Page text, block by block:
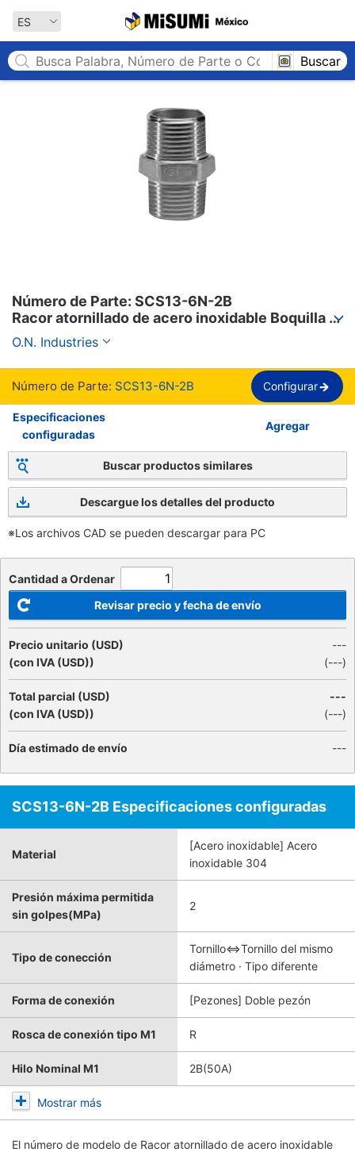
ES
Buscar
Número de Parte: SCS13-6N-2B
Racor atornillado de acero inoxidable Boquilla
hexagonal 6 N
O.N. Industries
Número de Parte: SCS13-6N-2B Configurar
Especificaciones
configuradas
Agregar
Buscar productos similares
Descargue los detalles del producto
※Los archivos CAD se pueden descargar para PC
Cantidad a Ordenar
Revisar precio y fecha de envío
Precio unitario (USD)
(con IVA (USD))
---
(---)
Total parcial (USD)
(con IVA (USD))
---
(---)
Día estimado de envío ---
SCS13-6N-2B Especificaciones configuradas
Material
[Acero inoxidable] Acero
inoxidable 304
Presión máxima permitida
sin golpes(MPa)
2
Tipo de conección
Tornillo⇔Tornillo del mismo
diámetro · Tipo diferente
Forma de conexión [Pezones] Doble pezón
Rosca de conexión tipo M1 R
Hilo Nominal M1 2B(50A)
Mostrar más
El número de modelo de Racor atornillado de acero inoxidable